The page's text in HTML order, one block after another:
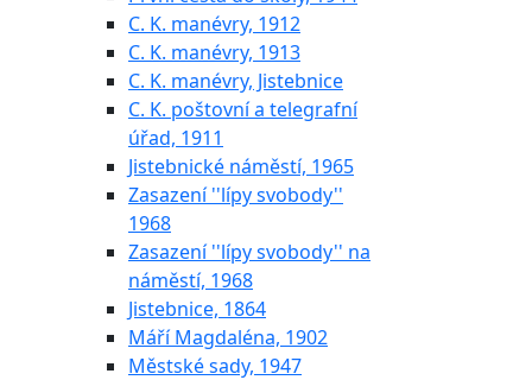
C. K. manévry, 1912
C. K. manévry, 1913
C. K. manévry, Jistebnice
C. K. poštovní a telegrafní
úřad, 1911
Jistebnické náměstí, 1965
Zasazení ''lípy svobody''
1968
Zasazení ''lípy svobody'' na
náměstí, 1968
Jistebnice, 1864
Máří Magdaléna, 1902
Městské sady, 1947